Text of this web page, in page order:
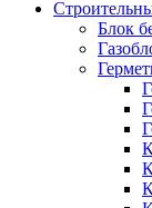
Блок